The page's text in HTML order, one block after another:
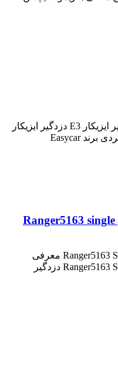
دزدگیر ایزیکار مدل E3 معرفی دزدگیر ایزیکار E3 دزدگیر ایزیکار
دزدگیر خودرو استیل میت مدل Ranger5163 Single معرفی
دزدگیر خودرو استیل میت مدل Ranger5163 Single دزدگیر